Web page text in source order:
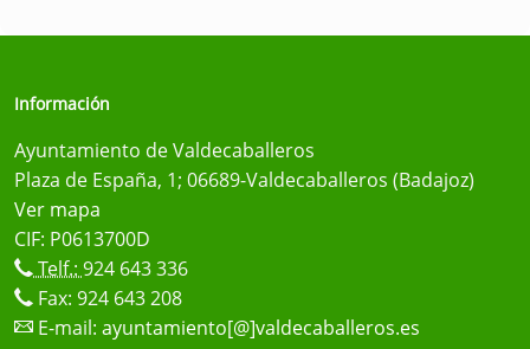
Información
Ayuntamiento de Valdecaballeros
Plaza de España, 1; 06689-Valdecaballeros (Badajoz)
Ver mapa
CIF: P0613700D
Telf.: 924 643 336
Fax: 924 643 208
E-mail: ayuntamiento[@]valdecaballeros.es